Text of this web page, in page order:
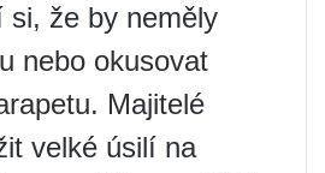
si, že by neměly
nebo okusovat
Majitelé
velké úsilí na